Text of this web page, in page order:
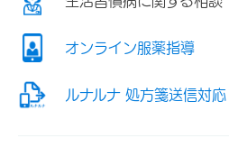
オンライン服薬指導
ルナルナ 処方箋送信対応